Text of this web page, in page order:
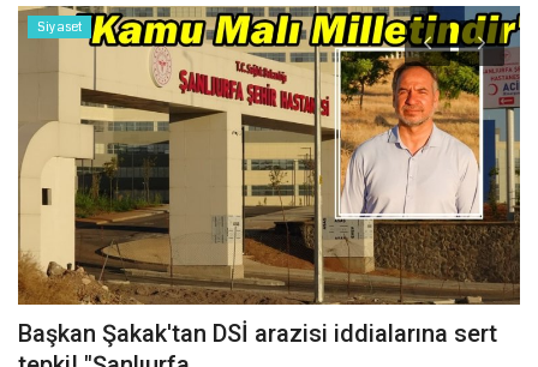
Siyaset
Başkan Şakak'tan DSİ arazisi iddialarına sert